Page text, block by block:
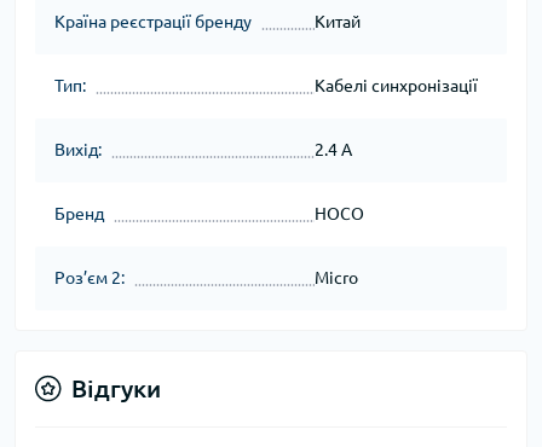
Країна реєстрації бренду Китай
Тип: Кабелі синхронізації
Вихід: 2.4 A
Бренд HOCO
Роз’єм 2: Micro
Відгуки